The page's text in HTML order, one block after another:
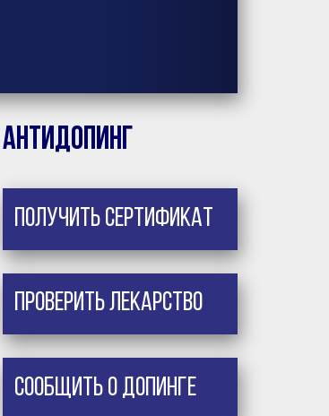
Антидопинг
Получить сертификат
Проверить лекарство
Сообщить о допинге